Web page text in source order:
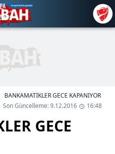
BANKAMATİKLER GECE KAPANIYOR
Son Güncelleme: 9.12.2016 16:48
GECE